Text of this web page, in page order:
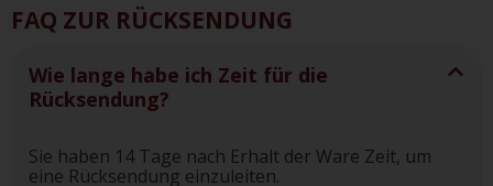
FAQ ZUR RÜCKSENDUNG
Wie lange habe ich Zeit für die
Rücksendung?
Sie haben 14 Tage nach Erhalt der Ware Zeit, um
eine Rücksendung einzuleiten.